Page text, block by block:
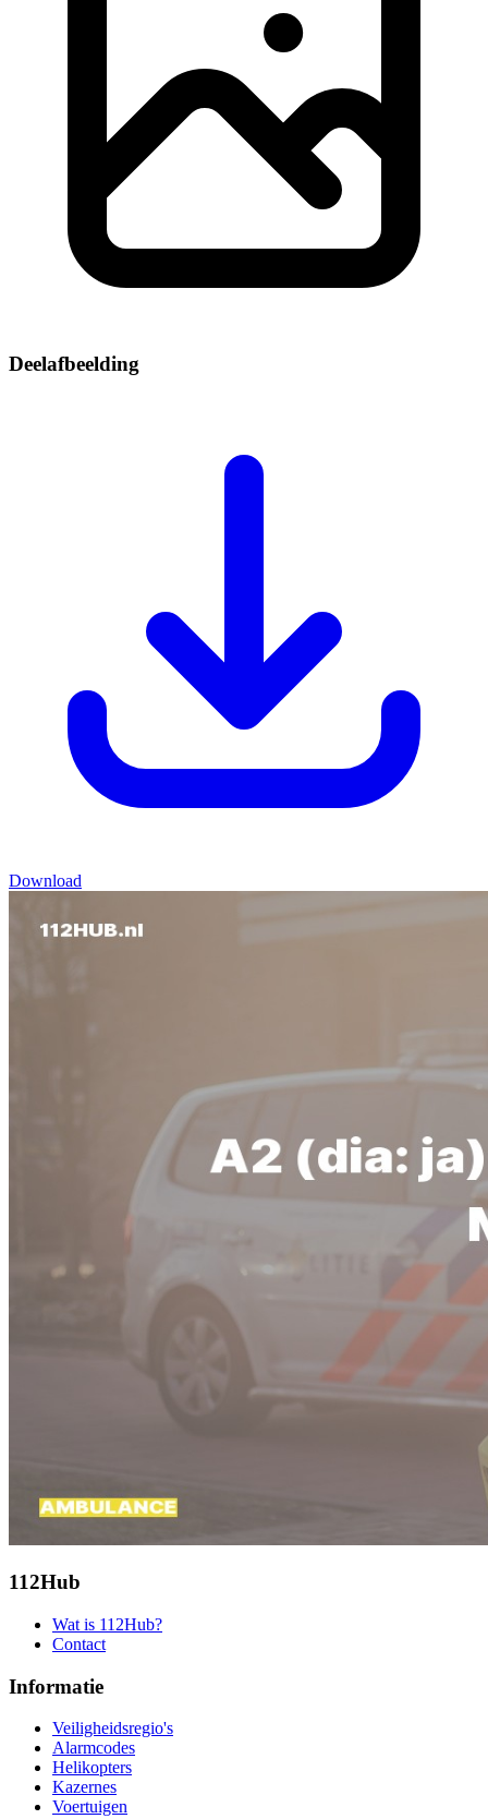
Deelafbeelding
Download
112Hub
Wat is 112Hub?
Contact
Informatie
Veiligheidsregio's
Alarmcodes
Helikopters
Kazernes
Voertuigen